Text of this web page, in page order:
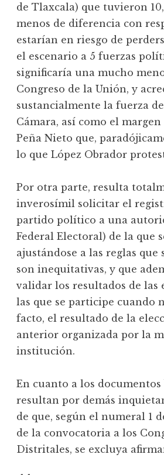
de Tlaxcala) que tuvieron
menos de diferencia con
estarían en riesgo de
el escenario a 5 fuerzas
significaría una mucho
Congreso de la Unión, y
sustancialmente la fuerza
Cámara, así como el
Peña Nieto que,
lo que López Obrador
Por otra parte, resulta
inverosímil solicitar el
partido político a una
Federal Electoral) de la que
ajustándose a las reglas que
son inequitativas, y que
validar los resultados de las
las que se participe cuando
facto, el resultado de la
anterior organizada por la
institución.
En cuanto a los documentos
resultan por demás
de que, según el numeral 1
de la convocatoria a los
Distritales, se excluya